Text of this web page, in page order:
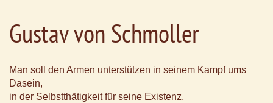
Gustav von Schmoller
Man soll den Armen unterstützen in seinem Kampf ums
Dasein,
in der Selbstthätigkeit für seine Existenz,